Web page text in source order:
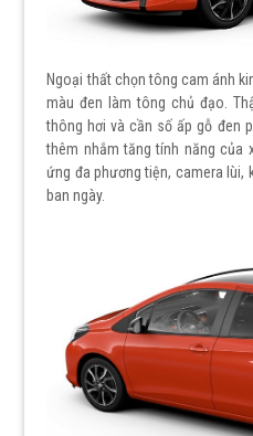
Ngoại thất chọn tông cam ánh
màu đen làm tông chủ đạo.
thông hơi và cần số ấp gỗ đen
thêm nhắm tăng tính năng của
ứng đa phương tiện, camera lùi,
ban ngày.